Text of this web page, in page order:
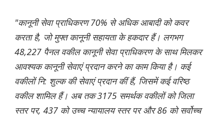
"कानूनी सेवा प्राधिकरण 70% से अधिक आबादी को कवर
करता है, जो मुफ्त कानूनी सहायता के हकदार हैं। लगभग
48,227 पैनल वकील कानूनी सेवा प्राधिकरण के साथ मिलकर
आवश्यक कानूनी सेवाएं प्रदान करने का काम किया है। कई
वकीलों नि: शुल्क की सेवाएं प्रदान कीं हैं, जिसमें कई वरिष्ठ
वकील शामिल हैं। अब तक 3175 समर्थक वकीलों को जिला
स्तर पर, 437 को उच्च न्यायालय स्तर पर और 86 को सर्वोच्च